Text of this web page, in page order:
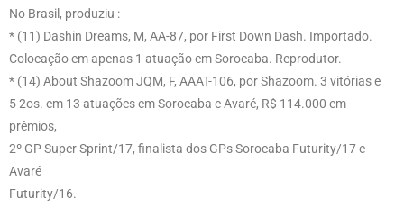
No Brasil, produziu :
* (11) Dashin Dreams, M, AA-87, por First Down Dash. Importado.
Colocação em apenas 1 atuação em Sorocaba. Reprodutor.
* (14) About Shazoom JQM, F, AAAT-106, por Shazoom. 3 vitórias e
5 2os. em 13 atuações em Sorocaba e Avaré, R$ 114.000 em
prêmios,
2º GP Super Sprint/17, finalista dos GPs Sorocaba Futurity/17 e
Avaré
Futurity/16.